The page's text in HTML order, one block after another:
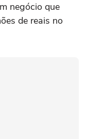
negócio que
de reais no